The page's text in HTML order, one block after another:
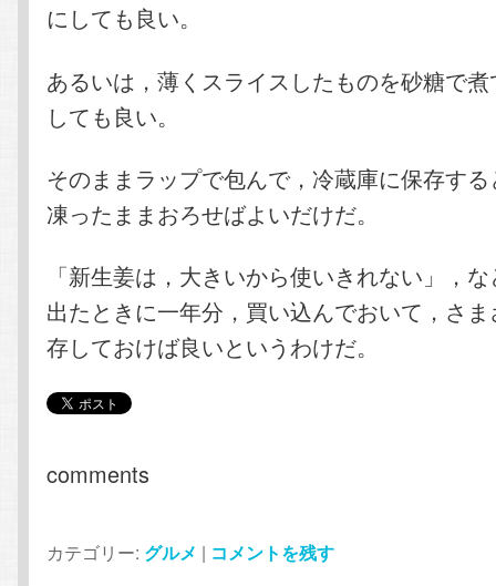
にしても良い。
あるいは，薄くスライスしたものを砂糖で
しても良い。
そのままラップで包んで，冷蔵庫に保存す
凍ったままおろせばよいだけだ。
「新生姜は，大きいから使いきれない」，
出たときに一年分，買い込んでおいて，さ
存しておけば良いというわけだ。
comments
カテゴリー: グルメ | コメントを残す